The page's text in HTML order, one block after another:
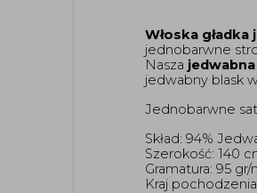
Włoska
jednobarwne
Nasza
jedwabny blask
Jednobarwne
Skład: 94%
Szerokość: 140
Gramatura: 95
Kraj